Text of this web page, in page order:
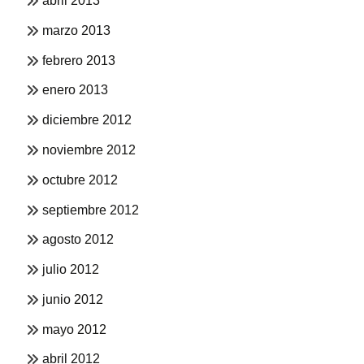
marzo 2013
febrero 2013
enero 2013
diciembre 2012
noviembre 2012
octubre 2012
septiembre 2012
agosto 2012
julio 2012
junio 2012
mayo 2012
abril 2012